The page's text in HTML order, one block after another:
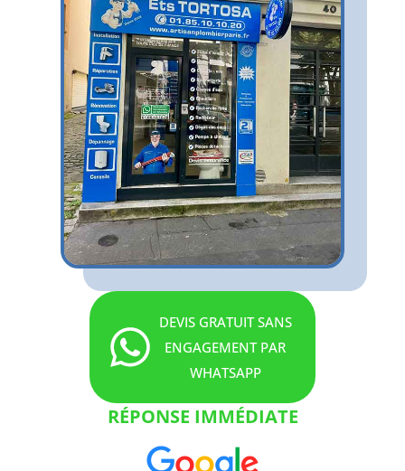
DEVIS GRATUIT SANS
ENGAGEMENT PAR
WHATSAPP
RÉPONSE IMMÉDIATE